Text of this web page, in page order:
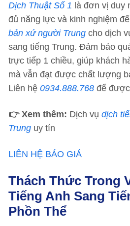
Dịch Thuật Số 1 là đơn vị duy
đủ năng lực và kinh nghiệm
bản xứ người Trung cho dịch
sang tiếng Trung. Đảm bảo
trực tiếp 1 chiều, giúp khách
mà vẫn đạt được chất lượng
Liên hệ 0934.888.768 để
👉 Xem thêm: Dịch vụ dịch
Trung uy tín
LIÊN HỆ BÁO GIÁ
Thách Thức Trong
Tiếng Anh Sang
Phồn Thể